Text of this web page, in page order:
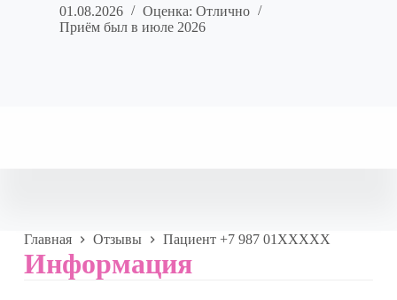
01.08.2026
Оценка: Отлично
Приём был в июле 2026
Главная Отзывы Пациент +7 987 01XXXXX
Информация